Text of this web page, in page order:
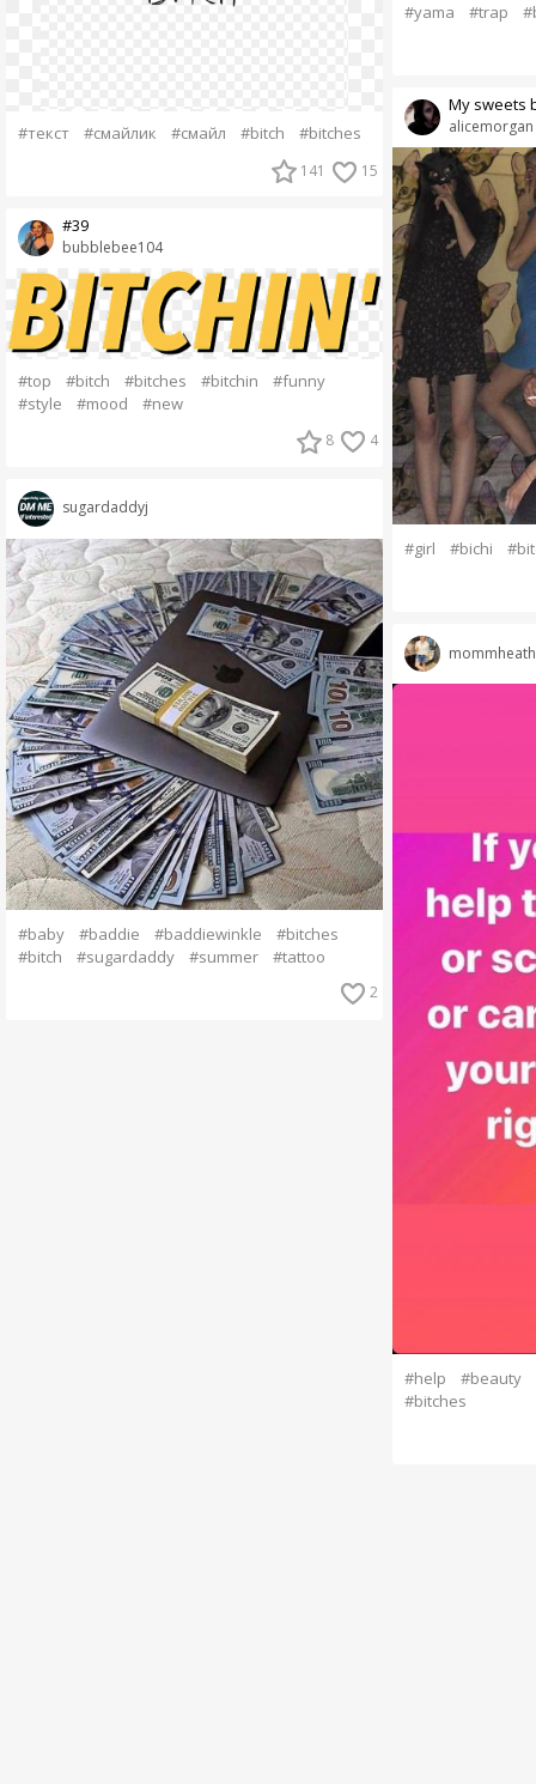
#текст #смайлик #смайл #bitch #bitches
141 15
bubblebee104
#39
#top #bitch #bitches #bitchin
#funny
#style
#mood #new
8 4
sugardaddyj
#baby #baddie #baddiewinkle
#bitches
#bitch
#sugardaddy #summer #tattoo
2
#yama #trap
alicemorgan
My sweets
#girl #bichi
#help #beauty
#bitches